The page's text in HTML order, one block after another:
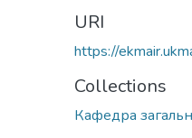
URI
https://
Collections
Кафедра